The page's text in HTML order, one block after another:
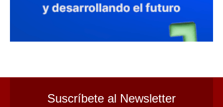
Suscríbete al Newsletter